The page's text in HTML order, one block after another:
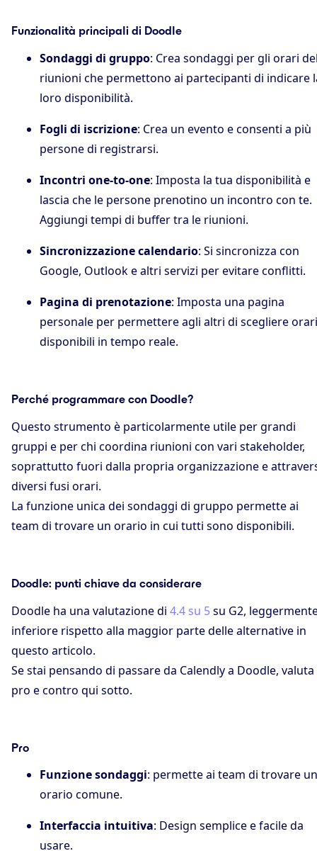
Funzionalità principali di Doodle
Sondaggi di gruppo: Crea sondaggi per gli orari
riunioni che permettono ai partecipanti di indicare
loro disponibilità.
Fogli di iscrizione: Crea un evento e consenti a più
persone di registrarsi.
Incontri one‑to‑one: Imposta la tua disponibilità e
lascia che le persone prenotino un incontro con te.
Aggiungi tempi di buffer tra le riunioni.
Sincronizzazione calendario: Si sincronizza con
Google, Outlook e altri servizi per evitare conflitti.
Pagina di prenotazione: Imposta una pagina
personale per permettere agli altri di scegliere orari
disponibili in tempo reale.
Perché programmare con Doodle?
Questo strumento è particolarmente utile per grandi
gruppi e per chi coordina riunioni con vari stakeholder,
soprattutto fuori dalla propria organizzazione e
diversi fusi orari.
La funzione unica dei sondaggi di gruppo permette ai
team di trovare un orario in cui tutti sono disponibili.
Doodle: punti chiave da considerare
Doodle ha una valutazione di 4.4 su 5su G2,
inferiore rispetto alla maggior parte delle alternative in
questo articolo.
Se stai pensando di passare da Calendly a Doodle, valuta
pro e contro qui sotto.
Pro
Funzione sondaggi: permette ai team di trovare un
orario comune.
Interfaccia intuitiva: Design semplice e facile da
usare.